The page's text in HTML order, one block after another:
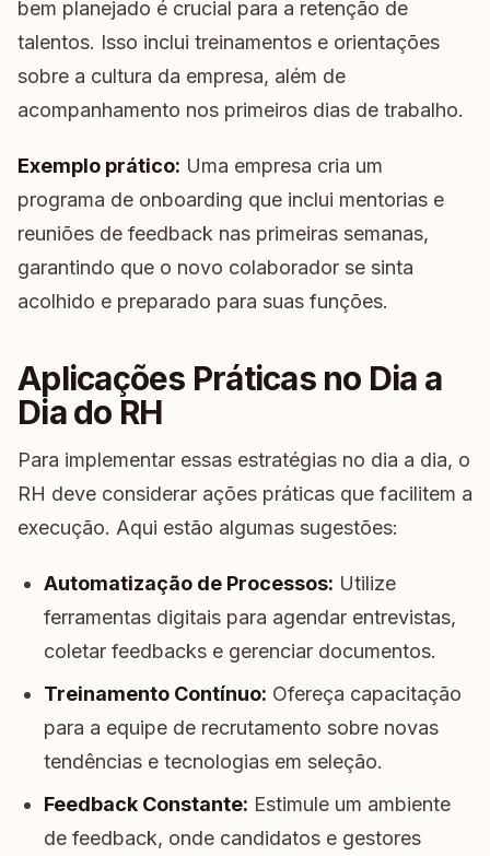
bem planejado é crucial para a retenção de
talentos. Isso inclui treinamentos e orientações
sobre a cultura da empresa, além de
acompanhamento nos primeiros dias de trabalho.
Exemplo prático: Uma empresa cria um
programa de onboarding que inclui mentorias e
reuniões de feedback nas primeiras semanas,
garantindo que o novo colaborador se sinta
acolhido e preparado para suas funções.
Aplicações Práticas no Dia a
Dia do RH
Para implementar essas estratégias no dia a dia, o
RH deve considerar ações práticas que facilitem a
execução. Aqui estão algumas sugestões:
Automatização de Processos: Utilize
ferramentas digitais para agendar entrevistas,
coletar feedbacks e gerenciar documentos.
Treinamento Contínuo: Ofereça capacitação
para a equipe de recrutamento sobre novas
tendências e tecnologias em seleção.
Feedback Constante: Estimule um ambiente
de feedback, onde candidatos e gestores